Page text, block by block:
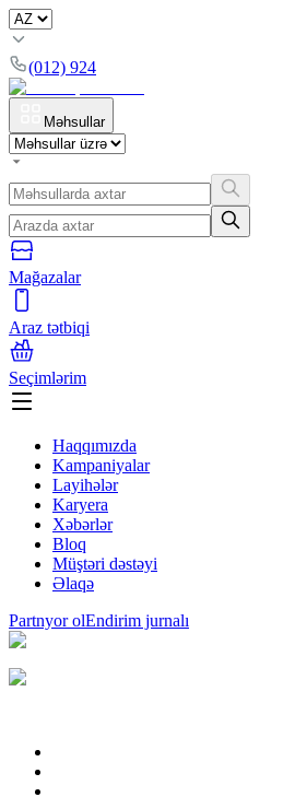
(012) 924
Məhsullar
Mağazalar
Araz tətbiqi
Seçimlərim
Haqqımızda
Kampaniyalar
Layihələr
Karyera
Xəbərlər
Bloq
Müştəri dəstəyi
Əlaqə
Partnyor olEndirim jurnalı